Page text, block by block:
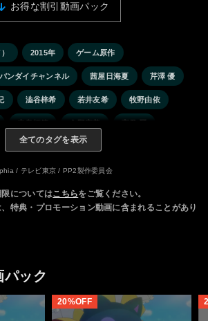
お得な割引動画パック
2015年 ゲーム原作
バンダイチャンネル 茜屋日海夏 芹澤 優
澁谷梓希 若井友希 牧野由依
寺島拓篤 今野宏美 高乃 麗
山本希望
全てのタグを表示
/ テレビ東京 / PP2製作委員会
についてはこちらをご覧ください。
特典・プロモーション動画に含まれることがあり
パック
20%OFF